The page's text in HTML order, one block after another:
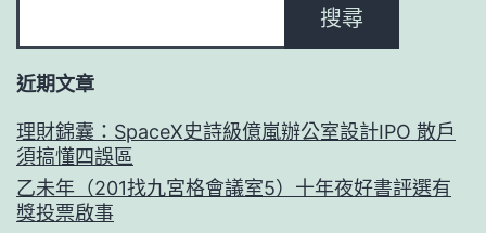
搜尋
近期文章
理財錦囊：SpaceX史詩級億嵐辦公室設計IPO 散戶
須搞懂四誤區
乙未年（201找九宮格會議室5）十年夜好書評選有
獎投票啟事